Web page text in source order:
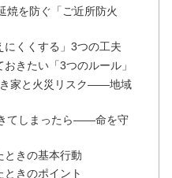
を防ぐ「ご近所防火
くくする」3つの工夫
きたい「3つのルール」
家と火災リスク――地域
てしまったら――命を守
きの基本行動
きのポイント